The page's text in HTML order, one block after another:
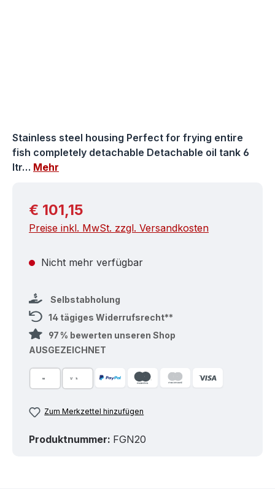
Stainless steel housing Perfect for frying entire
fish completely detachable Detachable oil tank 6
ltr… Mehr
Regulärer Preis:
€ 101,15
Preise inkl. MwSt. zzgl. Versandkosten
Nicht mehr verfügbar
Selbstabholung
14 tägiges Widerrufsrecht**
97 % bewerten unseren Shop
AUSGEZEICHNET
Zum Merkzettel hinzufügen
Produktnummer: FGN20